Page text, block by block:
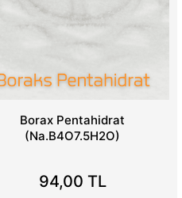
Borax Pentahidrat
(Na.B4O7.5H2O)
94,00 TL